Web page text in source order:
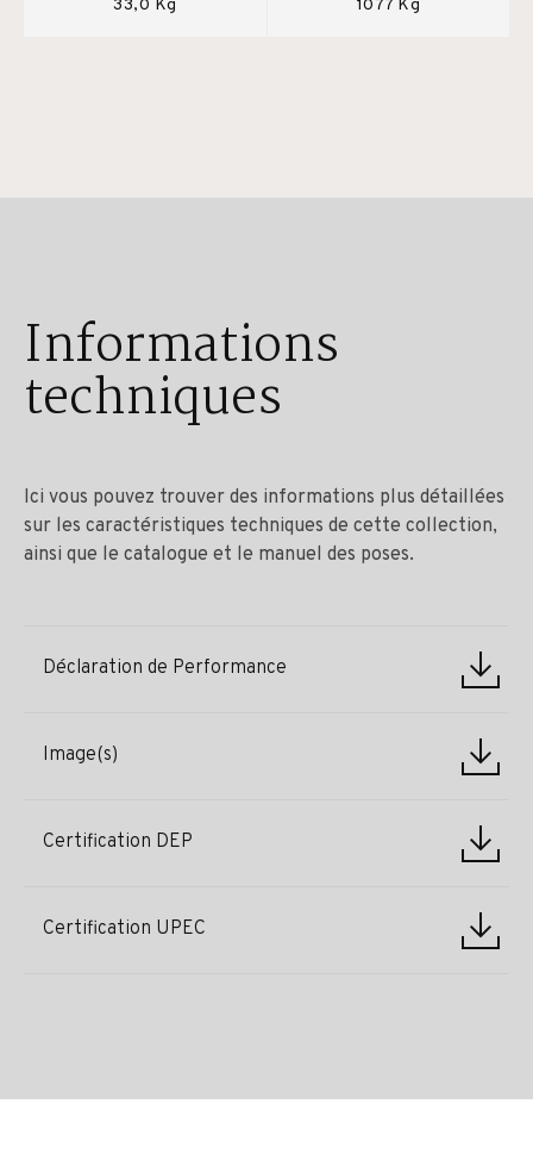
33,0 Kg 1077 Kg
Informations
techniques
Ici vous pouvez trouver des informations plus détaillées
sur les caractéristiques techniques de cette collection,
ainsi que le catalogue et le manuel des poses.
Déclaration de Performance
Image(s)
Certification DEP
Certification UPEC